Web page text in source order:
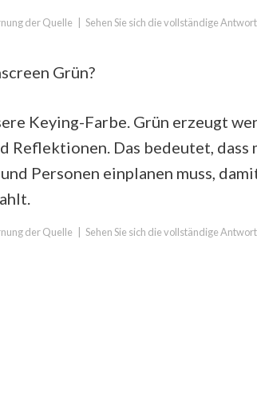
der Quelle Sehen Sie sich die vollständige
Grün?
Keying-Farbe. Grün erzeugt
Reflektionen. Das bedeutet, dass
Personen einplanen muss,
der Quelle Sehen Sie sich die vollständige